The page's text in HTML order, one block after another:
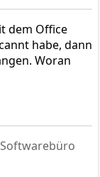
dem Office
habe, dann
Woran